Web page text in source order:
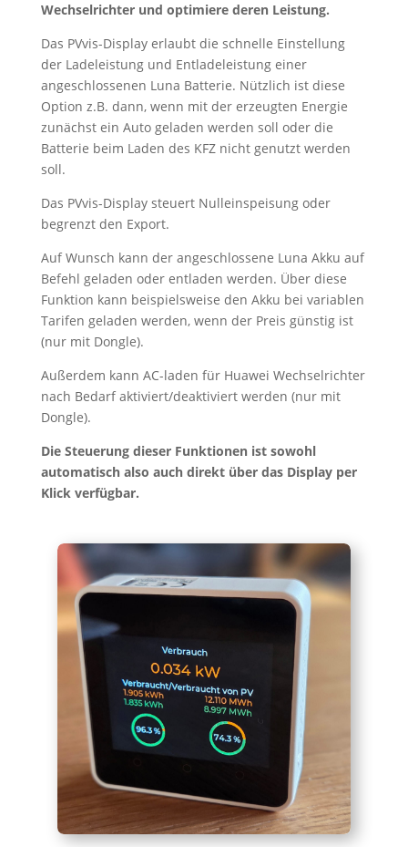
Wechselrichter und optimiere deren Leistung.
Das PVvis-Display erlaubt die schnelle Einstellung
der Ladeleistung und Entladeleistung einer
angeschlossenen Luna Batterie. Nützlich ist diese
Option z.B. dann, wenn mit der erzeugten Energie
zunächst ein Auto geladen werden soll oder die
Batterie beim Laden des KFZ nicht genutzt werden
soll.
Das PVvis-Display steuert Nulleinspeisung oder
begrenzt den Export.
Auf Wunsch kann der angeschlossene Luna Akku auf
Befehl geladen oder entladen werden. Über diese
Funktion kann beispielsweise den Akku bei variablen
Tarifen geladen werden, wenn der Preis günstig ist
(nur mit Dongle).
Außerdem kann AC-laden für Huawei Wechselrichter
nach Bedarf aktiviert/deaktiviert werden (nur mit
Dongle).
Die Steuerung dieser Funktionen ist sowohl
automatisch also auch direkt über das Display per
Klick verfügbar.